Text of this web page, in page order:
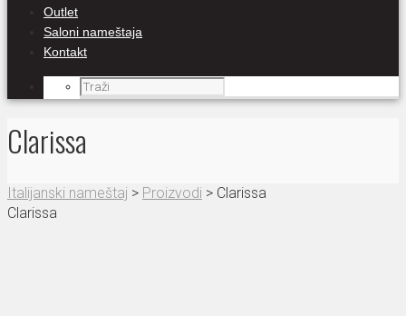
Outlet
Saloni nameštaja
Kontakt
Clarissa
Italijanski nameštaj > Proizvodi > Clarissa
Clarissa